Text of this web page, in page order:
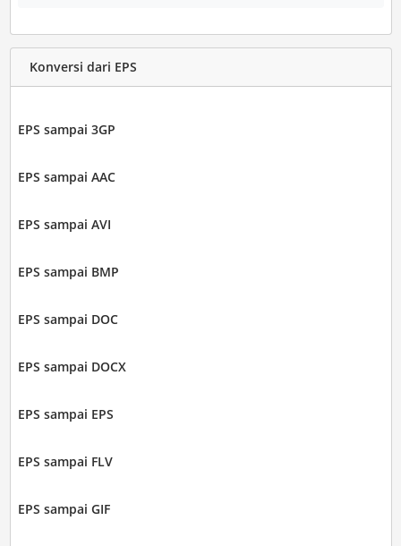
Konversi dari EPS
EPS sampai 3GP
EPS sampai AAC
EPS sampai AVI
EPS sampai BMP
EPS sampai DOC
EPS sampai DOCX
EPS sampai EPS
EPS sampai FLV
EPS sampai GIF